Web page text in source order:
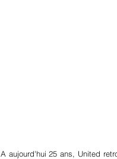
A aujourd'hui 25 ans, United